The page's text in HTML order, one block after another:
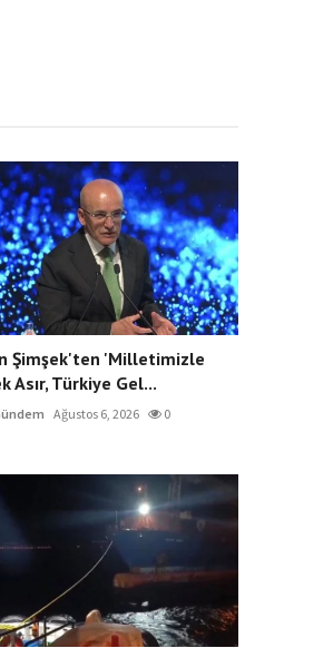
Şimşek'ten 'Milletimizle
Asır, Türkiye Gel...
Ağustos 6, 2026 0